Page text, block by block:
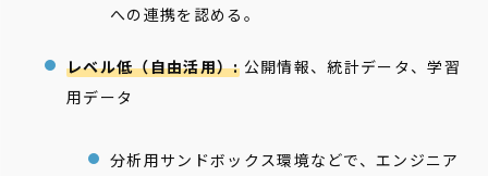
への連携を認める。
レベル低（自由活用）:公開情報、統計データ、学習
用データ
分析用サンドボックス環境などで、エンジニア